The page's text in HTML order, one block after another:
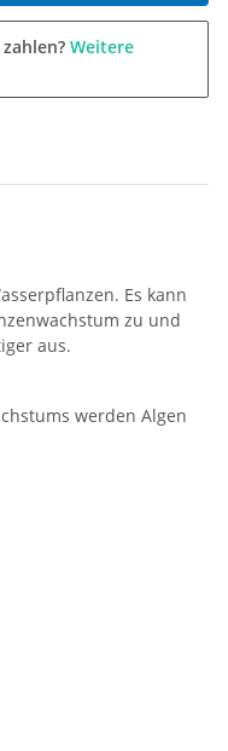
Weitere
Es kann
zu und
aus.
werden Algen